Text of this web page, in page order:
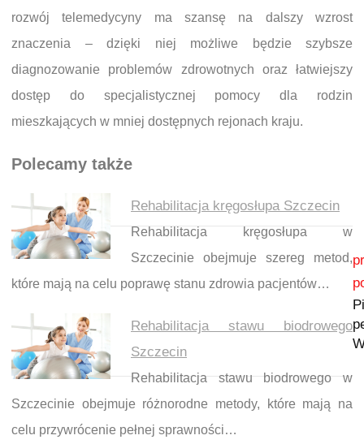
rozwój telemedycyny ma szansę na dalszy wzrost
znaczenia – dzięki niej możliwe będzie szybsze
diagnozowanie problemów zdrowotnych oraz łatwiejszy
dostęp do specjalistycznej pomocy dla rodzin
mieszkających w mniej dostępnych rejonach kraju.
Polecamy także
Rehabilitacja kręgosłupa Szczecin
Rehabilitacja kręgosłupa w
Szczecinie obejmuje szereg metod,
które mają na celu poprawę stanu zdrowia pacjentów…
Rehabilitacja stawu biodrowego
Szczecin
Rehabilitacja stawu biodrowego w
Szczecinie obejmuje różnorodne metody, które mają na
celu przywrócenie pełnej sprawności…
Nawigacja wpisu